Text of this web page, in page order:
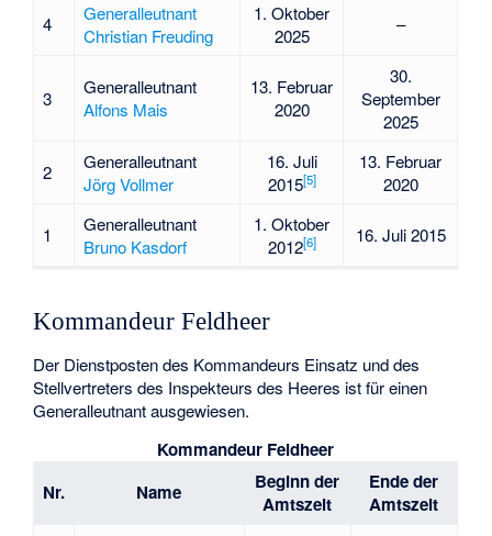
4
Generalleutnant
Christian Freuding
1. Oktober
2025
–
3
Generalleutnant
Alfons Mais
13. Februar
2020
30.
September
2025
2
Generalleutnant
Jörg Vollmer
16. Juli
2015[5]
13. Februar
2020
1
Generalleutnant
Bruno Kasdorf
1. Oktober
2012[6] 16. Juli 2015
Kommandeur Feldheer
Der Dienstposten des Kommandeurs Einsatz und des
Stellvertreters des Inspekteurs des Heeres ist für einen
Generalleutnant ausgewiesen.
Kommandeur Feldheer
Nr.
Name
Beginn der
Amtszeit
Ende der
Amtszeit